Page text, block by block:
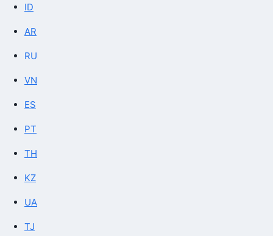
ID
AR
RU
VN
ES
PT
TH
KZ
UA
TJ